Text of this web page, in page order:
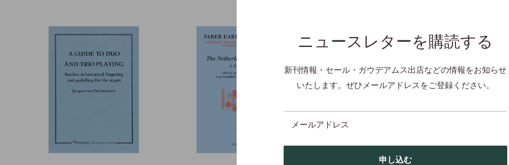
ニュースレターを購読する
新刊情報・セール・ガウデアムス出店などの情報をお知らせ
いたします。ぜひメールアドレスをご登録ください。
メールアドレス
申し込む